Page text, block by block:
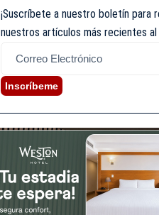
¡Suscríbete a nuestro boletín para
nuestros artículos más recientes
Inscríbeme